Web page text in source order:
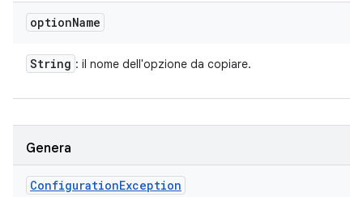
optionName
String : il nome dell'opzione da copiare.
Genera
ConfigurationException